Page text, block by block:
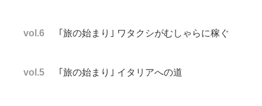
vol.6 ｢旅の始まり｣ ワタクシがむしゃらに稼ぐ
vol.5 ｢旅の始まり｣ イタリアへの道